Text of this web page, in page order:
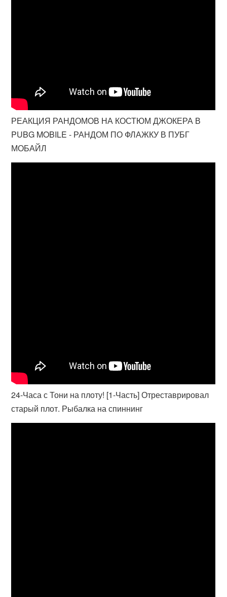
РЕАКЦИЯ РАНДОМОВ НА КОСТЮМ ДЖОКЕРА В
PUBG MOBILE - РАНДОМ ПО ФЛАЖКУ В ПУБГ
МОБАЙЛ
24-Часа с Тони на плоту! [1-Часть] Отреставрировал
старый плот. Рыбалка на спиннинг